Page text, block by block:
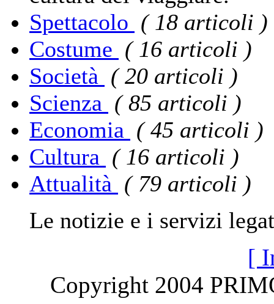
Spettacolo ( 18 articoli )
Costume ( 16 articoli )
Società ( 20 articoli )
Scienza ( 85 articoli )
Economia ( 45 articoli )
Cultura ( 16 articoli )
Attualità ( 79 articoli )
Le notizie e i servizi
[
Copyright 2004